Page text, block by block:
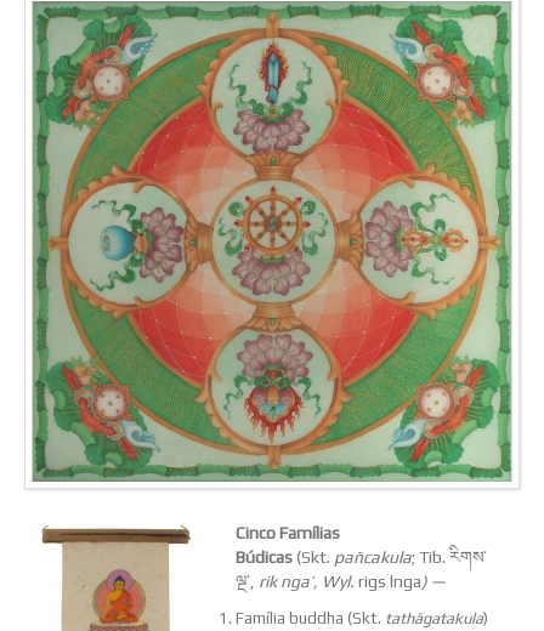
Cinco Famílias
Búdicas(Skt. pañcakula; Tib. རིགས་
ལྔ་, rik nga’, Wyl. rigs lnga) —
Família buddha (Skt. tathāgatakula)